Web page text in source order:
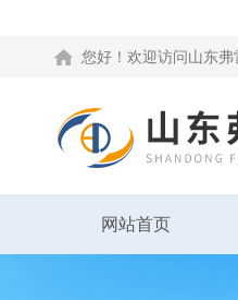
您好！欢迎访问山东弗
网站首页